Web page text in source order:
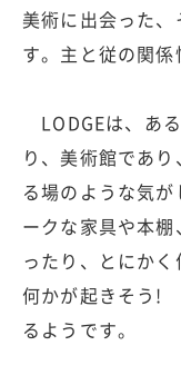
美術に出会った
す。主と従の関係
LODGEは、あ
り、美術館であ
る場のような気
ークな家具や本
ったり、とにか
何かが起きそう!
るようです。